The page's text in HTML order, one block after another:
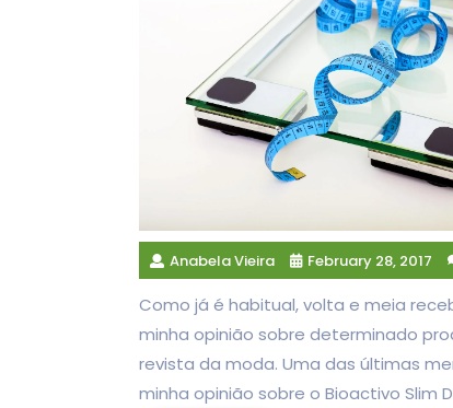
Anabela Vieira February 28, 2017
Como já é habitual, volta e meia
minha opinião sobre determinado
revista da moda. Uma das últimas
minha opinião sobre o Bioactivo Slim